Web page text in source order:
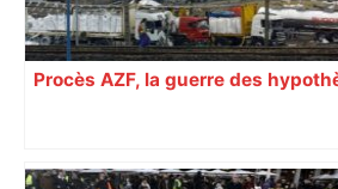
Procès AZF, la guerre des